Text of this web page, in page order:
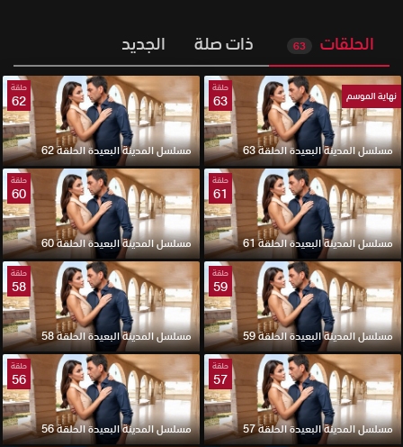
الحلقات 63 ذات صلة الجديد
نهاية الموسم
حلقة
63
مسلسل المدينة البعيدة الحلقة 63
حلقة
62
مسلسل المدينة البعيدة الحلقة 62
حلقة
61
مسلسل المدينة البعيدة الحلقة 61
حلقة
60
مسلسل المدينة البعيدة الحلقة 60
حلقة
59
مسلسل المدينة البعيدة الحلقة 59
حلقة
58
مسلسل المدينة البعيدة الحلقة 58
حلقة
57
مسلسل المدينة البعيدة الحلقة 57
حلقة
56
مسلسل المدينة البعيدة الحلقة 56